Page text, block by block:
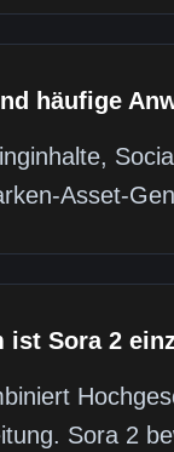
häufige
Asset-
ist Sora 2
Sora 2